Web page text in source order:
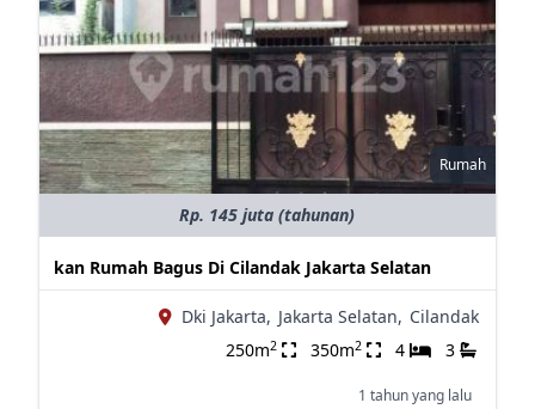
Rumah
Rp. 145 juta (tahunan)
kan Rumah Bagus Di Cilandak Jakarta Selatan
Dki Jakarta, Jakarta Selatan, Cilandak
250m2 350m2 4 3
1 tahun yang lalu